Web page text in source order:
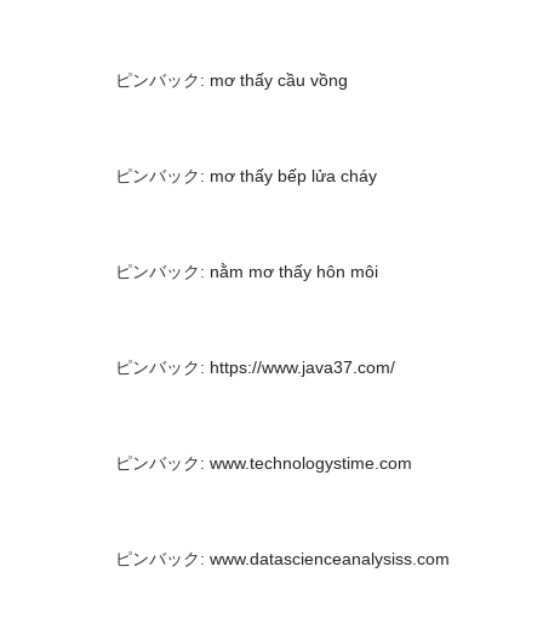
ピンバック: mơ thấy cầu vồng
ピンバック: mơ thấy bếp lửa cháy
ピンバック: nằm mơ thấy hôn môi
ピンバック: https://www.java37.com/
ピンバック: www.technologystime.com
ピンバック: www.datascienceanalysiss.com